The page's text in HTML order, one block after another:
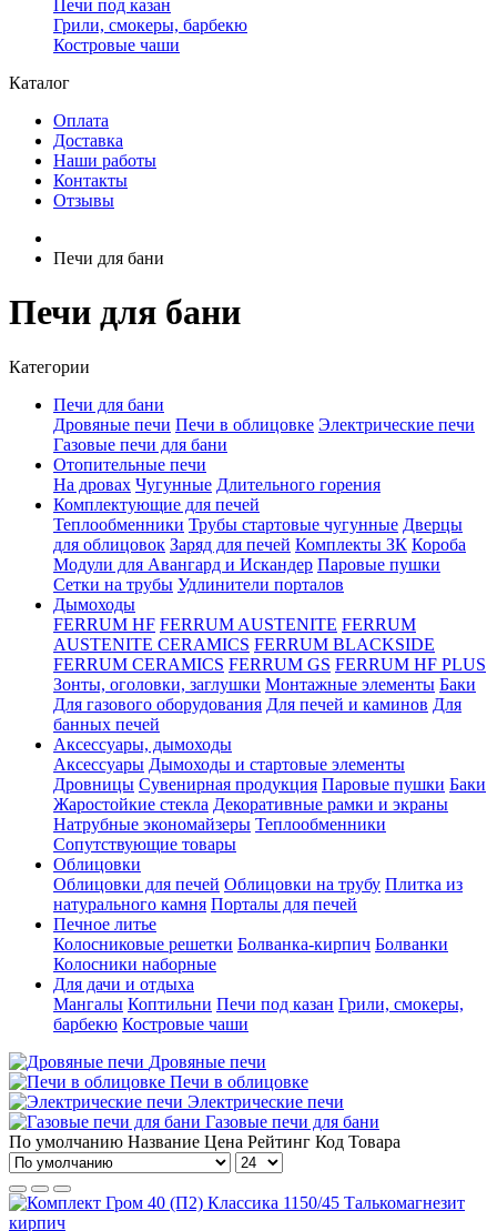
Печи под казан
Грили, смокеры, барбекю
Костровые чаши
Каталог
Оплата
Доставка
Наши работы
Контакты
Отзывы
Печи для бани
Печи для бани
Категории
Печи для бани
Дровяные печи Печи в облицовке Электрические печи
Газовые печи для бани
Отопительные печи
На дровах Чугунные Длительного горения
Комплектующие для печей
Теплообменники Трубы стартовые чугунные Дверцы
для облицовок Заряд для печей Комплекты ЗК Короба
Модули для Авангард и Искандер Паровые пушки
Сетки на трубы Удлинители порталов
Дымоходы
FERRUM HF FERRUM AUSTENITE FERRUM
AUSTENITE CERAMICS FERRUM BLACKSIDE
FERRUM CERAMICS FERRUM GS FERRUM HF PLUS
Зонты, оголовки, заглушки Монтажные элементы Баки
Для газового оборудования Для печей и каминов Для
банных печей
Аксессуары, дымоходы
Аксессуары Дымоходы и стартовые элементы
Дровницы Сувенирная продукция Паровые пушки Баки
Жаростойкие стекла Декоративные рамки и экраны
Натрубные экономайзеры Теплообменники
Сопутствующие товары
Облицовки
Облицовки для печей Облицовки на трубу Плитка из
натурального камня Порталы для печей
Печное литье
Колосниковые решетки Болванка-кирпич Болванки
Колосники наборные
Для дачи и отдыха
Мангалы Коптильни Печи под казан Грили, смокеры,
барбекю Костровые чаши
Дровяные печи
Печи в облицовке
Электрические печи
Газовые печи для бани
По умолчанию Название Цена Рейтинг Код Товара